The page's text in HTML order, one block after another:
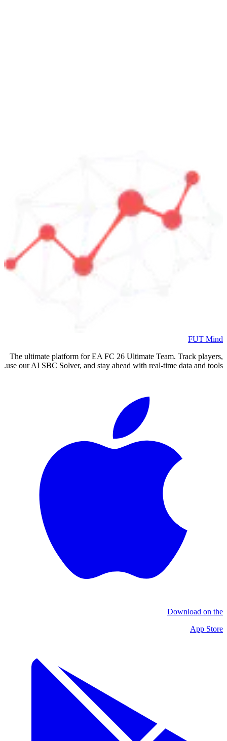
FUT Mind
The ultimate platform for EA FC 26 Ultimate Team. Track players,
use our AI SBC Solver, and stay ahead with real-time data and tools.
Download on the
App Store